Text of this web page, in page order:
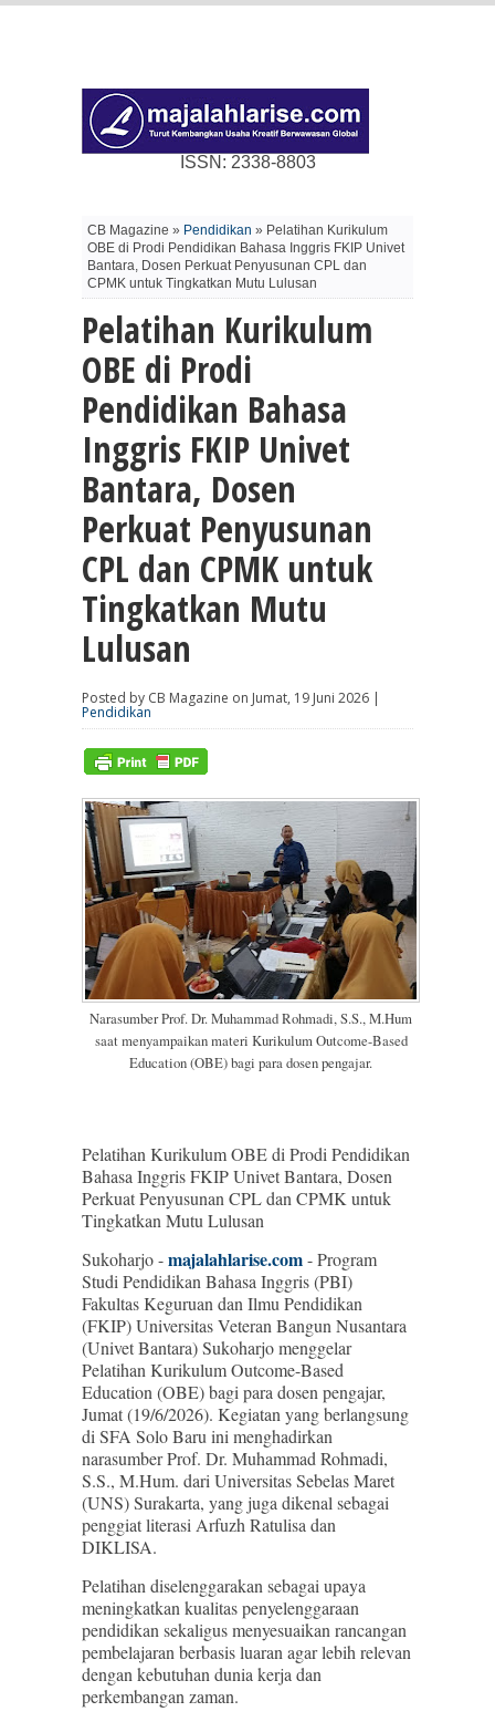
ISSN: 2338-8803
CB Magazine » Pendidikan » Pelatihan Kurikulum
OBE di Prodi Pendidikan Bahasa Inggris FKIP Univet
Bantara, Dosen Perkuat Penyusunan CPL dan
CPMK untuk Tingkatkan Mutu Lulusan
Pelatihan Kurikulum
OBE di Prodi
Pendidikan Bahasa
Inggris FKIP Univet
Bantara, Dosen
Perkuat Penyusunan
CPL dan CPMK untuk
Tingkatkan Mutu
Lulusan
Posted by CB Magazine on Jumat, 19 Juni 2026 |
Pendidikan
Narasumber Prof. Dr. Muhammad Rohmadi, S.S., M.Hum
saat menyampaikan materi Kurikulum Outcome-Based
Education (OBE) bagi para dosen pengajar.
Pelatihan Kurikulum OBE di Prodi Pendidikan
Bahasa Inggris FKIP Univet Bantara, Dosen
Perkuat Penyusunan CPL dan CPMK untuk
Tingkatkan Mutu Lulusan
Sukoharjo -majalahlarise.com- Program
Studi Pendidikan Bahasa Inggris (PBI)
Fakultas Keguruan dan Ilmu Pendidikan
(FKIP) Universitas Veteran Bangun Nusantara
(Univet Bantara) Sukoharjo menggelar
Pelatihan Kurikulum Outcome-Based
Education (OBE) bagi para dosen pengajar,
Jumat (19/6/2026). Kegiatan yang berlangsung
di SFA Solo Baru ini menghadirkan
narasumber Prof. Dr. Muhammad Rohmadi,
S.S., M.Hum. dari Universitas Sebelas Maret
(UNS) Surakarta, yang juga dikenal sebagai
penggiat literasi Arfuzh Ratulisa dan
DIKLISA.
Pelatihan diselenggarakan sebagai upaya
meningkatkan kualitas penyelenggaraan
pendidikan sekaligus menyesuaikan rancangan
pembelajaran berbasis luaran agar lebih relevan
dengan kebutuhan dunia kerja dan
perkembangan zaman.